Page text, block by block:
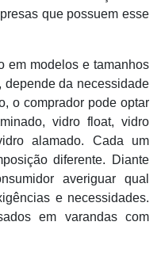
que possuem esse
em modelos e tamanhos
depende da necessidade
o comprador pode optar
vidro float, vidro
alamado. Cada um
diferente. Diante
averiguar qual
e necessidades.
em varandas com